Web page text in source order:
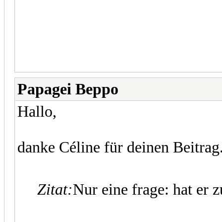
Papagei Beppo
Hallo,
danke Céline für deinen
Zitat:Nur eine frage: hat er